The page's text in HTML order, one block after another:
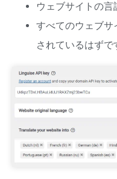
ウェブサイトの
すべてのウェブサ
されているはずで